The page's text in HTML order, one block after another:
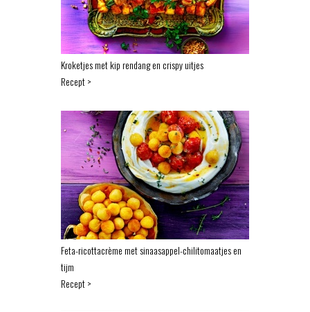
Kroketjes met kip rendang en crispy uitjes
Recept >
Feta-ricottacrème met sinaasappel-chilitomaatjes en
tijm
Recept >